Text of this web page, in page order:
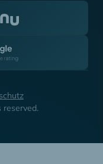
reserved.